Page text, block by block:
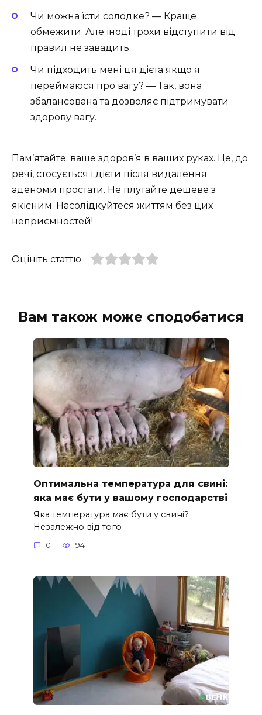
Чи можна їсти солодке? — Краще
обмежити. Але іноді трохи відступити від
правил не завадить.
Чи підходить мені ця дієта якщо я
переймаюся про вагу? — Так, вона
збалансована та дозволяє підтримувати
здорову вагу.
Пам’ятайте: ваше здоров’я в ваших руках. Це, до
речі, стосується і дієти після видалення
аденоми простати. Не плутайте дешеве з
якісним. Насолідкуйтеся життям без цих
неприємностей!
Оцініть статтю
Вам також може сподобатися
Оптимальна температура для свині:
яка має бути у вашому господарстві
Яка температура має бути у свині?
Незалежно від того
0 94